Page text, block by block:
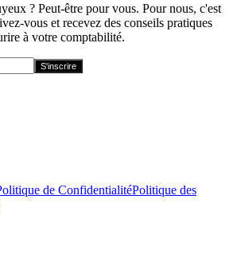
? Peut-être pour vous. Pour nous, c'est
vous et recevez des conseils pratiques
à votre comptabilité.
S'inscrire
de ConfidentialitéPolitique des